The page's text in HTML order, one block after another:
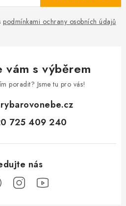
podmínkami ochrany osobních údajů
vám s výběrem
poradit? Jsme tu pro vás!
rybarovonebe.cz
725 409 240